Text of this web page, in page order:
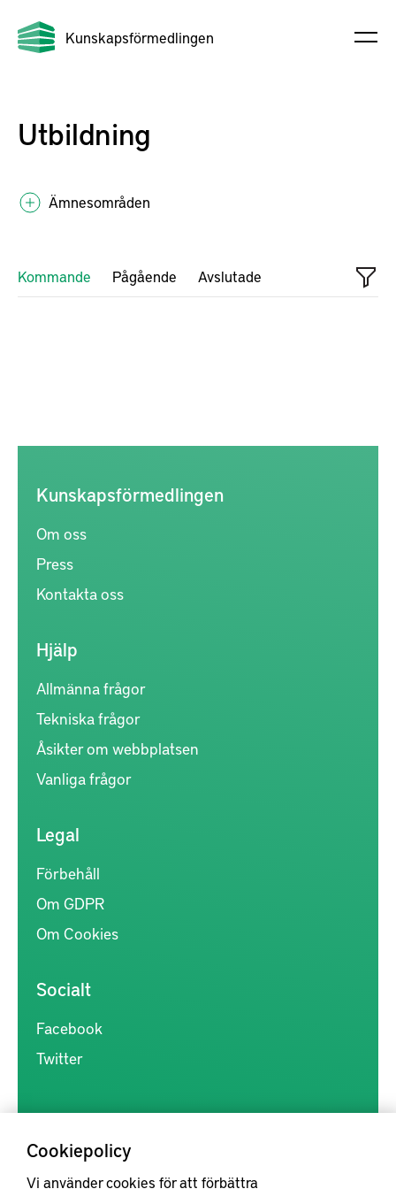
Kunskapsförmedlingen
Utbildning
Ämnesområden
Kommande Pågående Avslutade
Cookiepolicy
Vi använder cookies för att förbättra
Kunskapsförmedlingen
Om oss
Press
Kontakta oss
Hjälp
Allmänna frågor
Tekniska frågor
Åsikter om webbplatsen
Vanliga frågor
Legal
Förbehåll
Om GDPR
Om Cookies
Socialt
Facebook
Twitter